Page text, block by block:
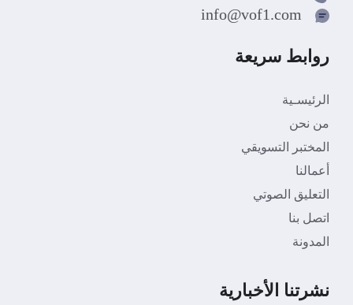
info@vof1.com
روابط سريعة
الرئيسـية
من نحن
المختبر التسويقي
أعمالنا
التعليق الصوتي
اتصل بنا
المدونة
نشرتنا الأخبارية